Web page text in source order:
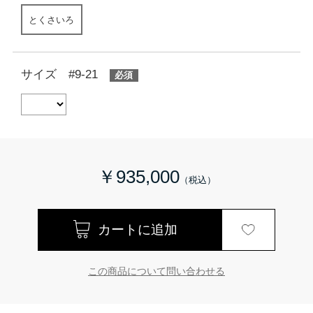
とくさいろ
サイズ #9-21
￥935,000
この商品について問い合わせる